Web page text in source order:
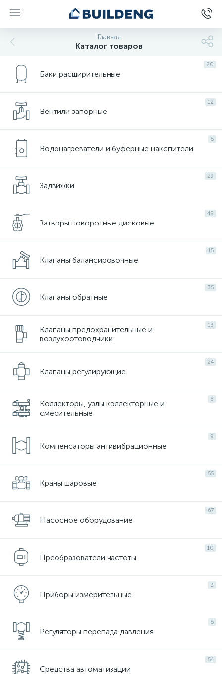
Главная
Каталог товаров
20
Баки расширительные
12
Вентили запорные
5
Водонагреватели и буферные накопители
29
Задвижки
48
Затворы поворотные дисковые
15
Клапаны балансировочные
35
Клапаны обратные
13
Клапаны предохранительные и
воздухоотоводчики
24
Клапаны регулирующие
8
Коллекторы, узлы коллекторные и
смесительные
9
Компенсаторы антивибрационные
55
Краны шаровые
67
Насосное оборудование
10
Преобразователи частоты
3
Приборы измерительные
5
Регуляторы перепада давления
54
Средства автоматизации